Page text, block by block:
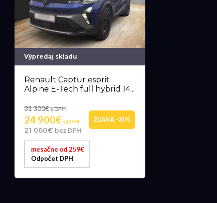
Výpredaj skladu
Renault Captur esprit
Alpine E-Tech full hybrid 14...
31 300€s DPH
24 900€ s DPH
21 060€ bez DPH
ZĽAVA -21%
mesačne od 259€
Odpočet DPH